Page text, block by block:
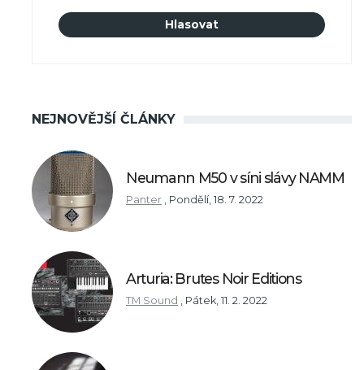
NEJNOVĚJŠÍ ČLÁNKY
Neumann M50 v síni slávy NAMM
Panter , Pondělí, 18. 7. 2022
Arturia: Brutes Noir Editions
TM Sound , Pátek, 11. 2. 2022